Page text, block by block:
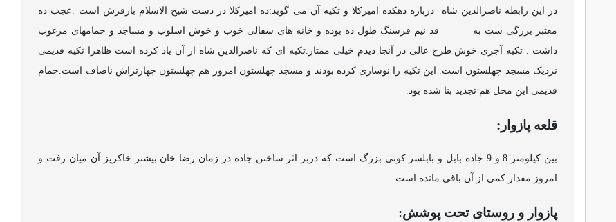
در این رابطه ناصرالدین شاه
درباره دهکده امیرکلا و تکیه آن می گوید:ده امیرکلا در دست شیخ الاسلام بارفرش است .عجب ده
معتبر بزرگی ست به
قد نیم فرسنگ طول ده بوده و خانه های سفالی خوب و خوش اسلوب و مساجد و حمامهای مرغوب
داشت . تکیه آجری خوش طرح عالی در آنجا دیدم خیلی ممتاز.تکیه ای که ناصرالدین شاه از آن یاد کرده است ظاهرا تکیه قدیمی
نزدیک مسجد چهلستون است. این تکیه را نوسازی کرده بودند و مسجد چهلستون امروز هم چهلستون چهارتراش ناصاف است.حمام
قدیمی این محل هم تجدید بنا شده بود.
قلعه پازوار:
بین کیلومتر 8 و 9 جاده بابل و بابلسر کوتی بزرگ است که دربر اثر ساختن جاده در زمان رضا خان بیشتر خاکریز آن میان رفت و
امروز مقدار کمی از آن باقی مانده است .
پازوار و روستای تحت پوشش: